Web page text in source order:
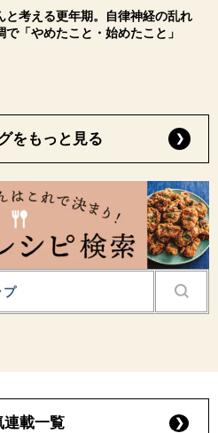
と考える更年期。自律神経の乱れ
で「やめたこと・始めたこと」
をもっと見る
連載一覧